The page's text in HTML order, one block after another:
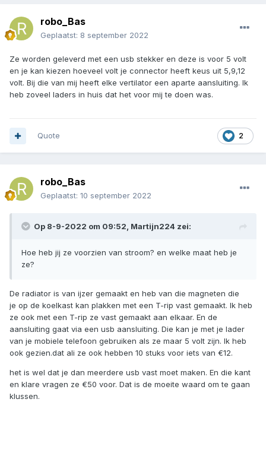
robo_Bas
Geplaatst: 8 september 2022
Ze worden geleverd met een usb stekker en deze is voor 5 volt
en je kan kiezen hoeveel volt je connector heeft keus uit 5,9,12
volt. Bij die van mij heeft elke vertilator een aparte aansluiting. Ik
heb zoveel laders in huis dat het voor mij te doen was.
2
Quote
robo_Bas
Geplaatst: 10 september 2022
Op 8-9-2022 om 09:52, Martijn224 zei:
Hoe heb jij ze voorzien van stroom? en welke maat heb je
ze?
De radiator is van ijzer gemaakt en heb van die magneten die
je op de koelkast kan plakken met een T-rip vast gemaakt. Ik heb
ze ook met een T-rip ze vast gemaakt aan elkaar. En de
aansluiting gaat via een usb aansluiting. Die kan je met je lader
van je mobiele telefoon gebruiken als ze maar 5 volt zijn. Ik heb
ook gezien.dat ali ze ook hebben 10 stuks voor iets van €12.
het is wel dat je dan meerdere usb vast moet maken. En die kant
en klare vragen ze €50 voor. Dat is de moeite waard om te gaan
klussen.